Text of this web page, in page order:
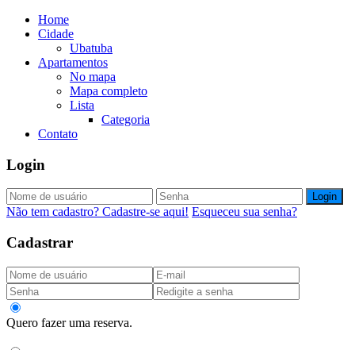
Home
Cidade
Ubatuba
Apartamentos
No mapa
Mapa completo
Lista
Categoria
Contato
Login
Login
Não tem cadastro? Cadastre-se aqui! Esqueceu sua senha?
Cadastrar
Quero fazer uma reserva.